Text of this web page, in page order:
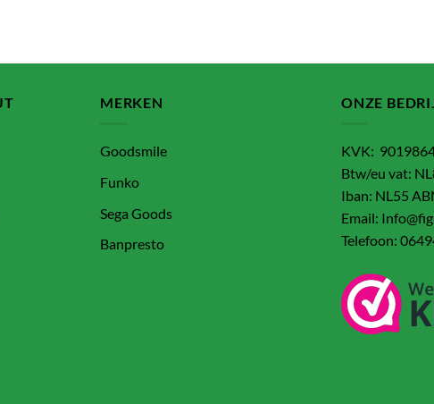
MERKEN
Goodsmile
Funko
Sega Goods
Banpresto
ONZE
KVK:
Btw/eu vat:
Iban: NL55
Email:
Telefoon: